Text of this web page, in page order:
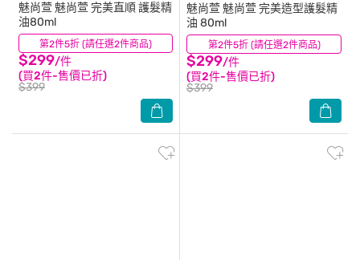
第2件5折 (請任選2件商品)
魅尚萱 魅尚萱 完美直順 護髮精
油80ml
$299/件
(買2件-售價已折)
$399
(5) 第2件5折 (請任選2件商品)
魅尚萱 魅尚萱 完美造型護髮精
油 80ml
$299/件
(買2件-售價已折)
$399
(13)